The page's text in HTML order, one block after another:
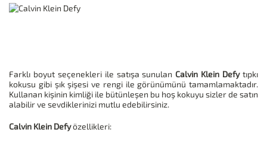
Farklı boyut seçenekleri ile satışa sunulanCalvin Klein Defytıpkı
kokusu gibi şık şişesi ve rengi ile görünümünü tamamlamaktadır.
Kullanan kişinin kimliği ile bütünleşen bu hoş kokuyu sizler de satın
alabilir ve sevdiklerinizi mutlu edebilirsiniz.
Calvin Klein Defyözellikleri: